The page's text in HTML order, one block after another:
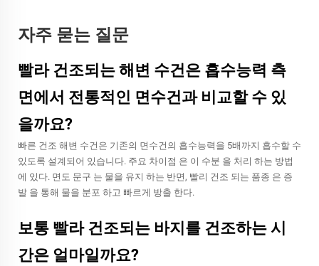
자주 묻는 질문
빨라 건조되는 해변 수건은 흡수능력 측
면에서 전통적인 면수건과 비교할 수 있
을까요?
빠른 건조 해변 수건은 기존의 면수건의 흡수능력을 5배까지 흡수할 수
있도록 설계되어 있습니다. 주요 차이점 은 이 수분 을 처리 하는 방법
에 있다. 면도 문구 는 물을 유지 하는 반면, 빨리 건조 되는 품종 은 증
발 을 통해 물을 분포 하고 빠르게 방출 한다.
보통 빨라 건조되는 바지를 건조하는 시
간은 얼마일까요?